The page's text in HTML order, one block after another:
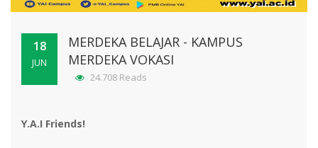
18
JUN
MERDEKA BELAJAR - KAMPUS
MERDEKA VOKASI
24.708 Reads
Y.A.I Friends!